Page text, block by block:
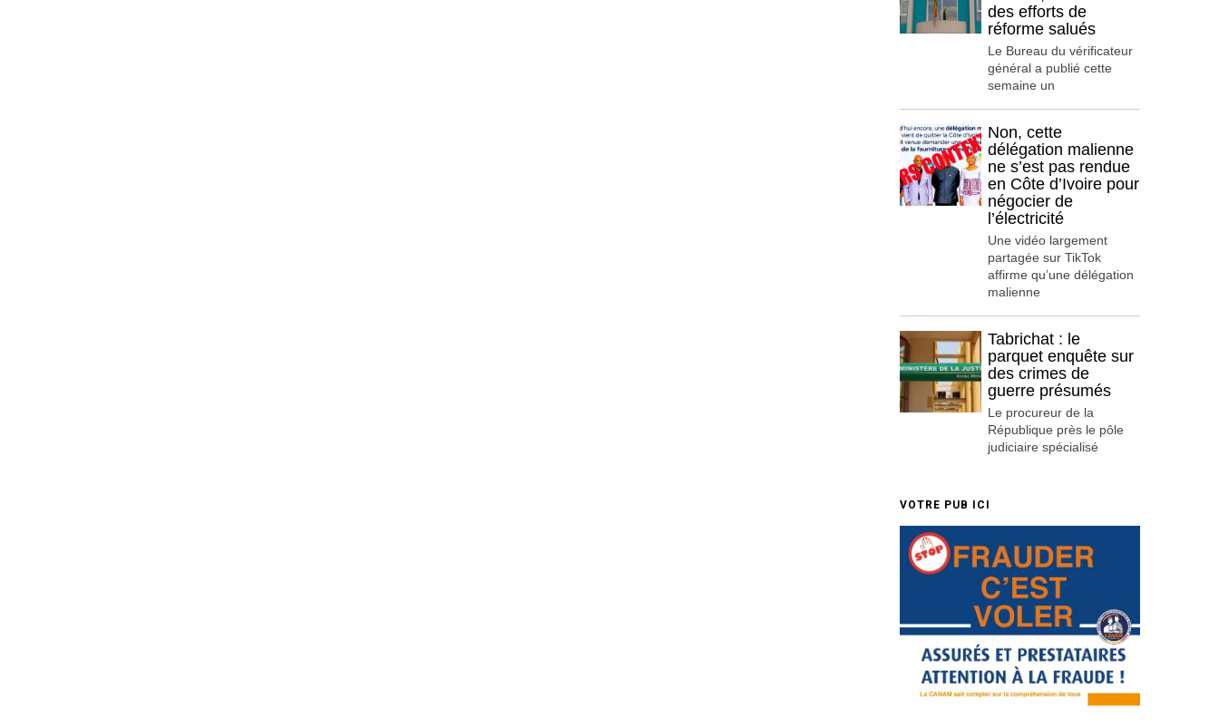
des efforts de
réforme salués
Le Bureau du vérificateur
général a publié cette
semaine un
Non, cette
délégation malienne
ne s’est pas rendue
en Côte d’Ivoire pour
négocier de
l’électricité
Une vidéo largement
partagée sur TikTok
affirme qu’une délégation
malienne
Tabrichat : le
parquet enquête sur
des crimes de
guerre présumés
Le procureur de la
République près le pôle
judiciaire spécialisé
VOTRE PUB ICI